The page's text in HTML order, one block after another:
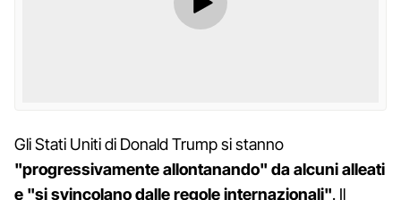
Gli Stati Uniti di Donald Trump si stanno
"progressivamente allontanando" da alcuni alleati
e "si svincolano dalle regole internazionali". Il